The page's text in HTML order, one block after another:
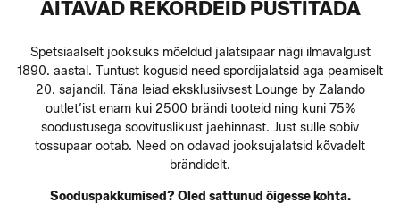
AITAVAD REKORDEID PÜSTITADA
Spetsiaalselt jooksuks mõeldud jalatsipaar nägi ilmavalgust
1890. aastal. Tuntust kogusid need spordijalatsid aga peamiselt
20. sajandil. Täna leiad eksklusiivsest Lounge by Zalando
outlet’ist enam kui 2500 brändi tooteid ning kuni 75%
soodustusega soovituslikust jaehinnast. J ust sulle sobiv
tossupaar ootab. Need on odavad jooksujalatsid kõvadelt
brändidelt.
Sooduspakkumised? Oled sattunud õigesse kohta.